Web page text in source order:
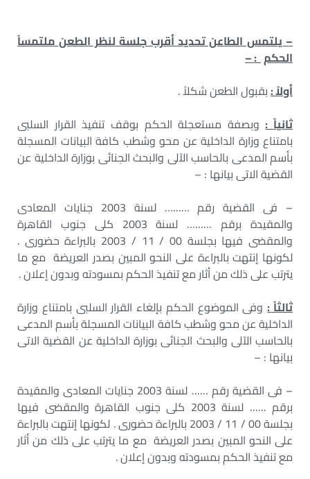
– يلتمس الطاعن تحديد أقرب جلسة لنظر الطعن ملتمساً
الحكم: –
أولاً :بقبول الطعن شكلاً .
ثانياً :وبصفة مستعجلة الحكم بوقف تنفيذ القرار السلبى
بامتناع وزارة الداخلية عن محو وشطب كافة البيانات المسجلة
بأسم المدعى بالحاسب الآلى والبحث الجنائى بوزارة الداخلية عن
القضية الاتى بيانها : –
– فى القضية رقم ……… لسنة 2003 جنايات المعادى
والمقيدة برقم ……… لسنة 2003 كلى جنوب القاهرة
والمقضى فيها بجلسة 00 / 11 / 2003 بالبراءة حضورى .
لكونها إنتهت بالبراءة على النحو المبين بصدر العريضة مع ما
يترتب على ذلك من أثار مع تنفيذ الحكم بمسودته وبدون إعلان .
ثالثاً :وفى الموضوع الحكم بإلغاء القرار السلبى بامتناع وزارة
الداخلية عن محو وشطب كافة البيانات المسجلة بأسم المدعى
بالحاسب الآلى والبحث الجنائى بوزارة الداخلية عن القضية الاتى
بيانها : –
– فى القضية رقم …… لسنة 2003 جنايات المعادى والمقيدة
برقم …… لسنة 2003 كلى جنوب القاهرة والمقضى فيها
بجلسة 00 / 11 / 2003 بالبراءة حضورى . لكونها إنتهت بالبراءة
على النحو المبين بصدر العريضة مع ما يترتب على ذلك من أثار
مع تنفيذ الحكم بمسودته وبدون إعلان .